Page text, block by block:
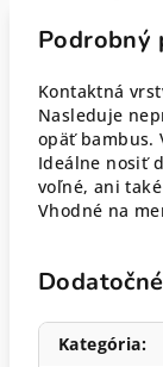
Podrobný
Kontaktná
Nasleduje
opäť bambus.
Ideálne nosiť
voľné, ani
Vhodné na
Kategória: